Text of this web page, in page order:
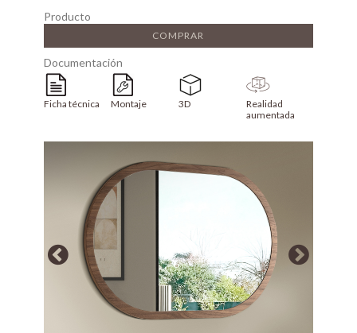
Producto
COMPRAR
Documentación
Ficha técnica Montaje 3D
Realidad
aumentada